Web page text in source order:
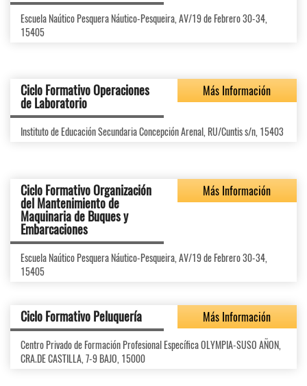
Escuela Naútico Pesquera Náutico-Pesqueira, AV/19 de Febrero 30-34,
15405
Ciclo Formativo Operaciones
de Laboratorio
Más Información
Instituto de Educación Secundaria Concepción Arenal, RU/Cuntis s/n, 15403
Ciclo Formativo Organización
del Mantenimiento de
Maquinaria de Buques y
Embarcaciones
Más Información
Escuela Naútico Pesquera Náutico-Pesqueira, AV/19 de Febrero 30-34,
15405
Ciclo Formativo Peluquería Más Información
Centro Privado de Formación Profesional Específica OLYMPIA-SUSO AÑON,
CRA.DE CASTILLA, 7-9 BAJO, 15000